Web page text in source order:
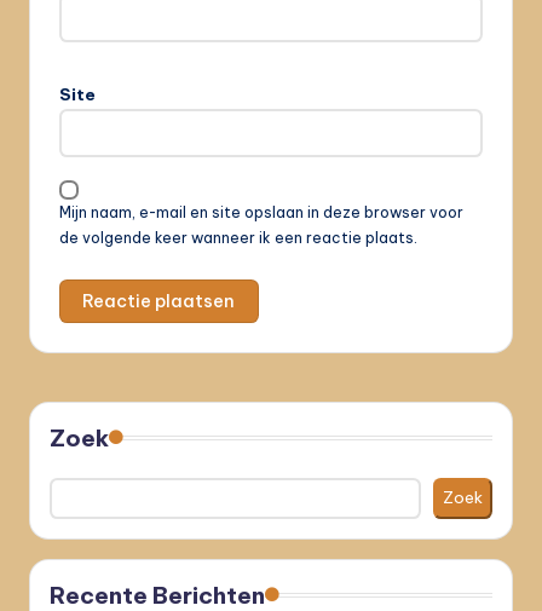
Site
Mijn naam, e-mail en site opslaan in deze browser voor
de volgende keer wanneer ik een reactie plaats.
Zoek
Zoek
Recente Berichten